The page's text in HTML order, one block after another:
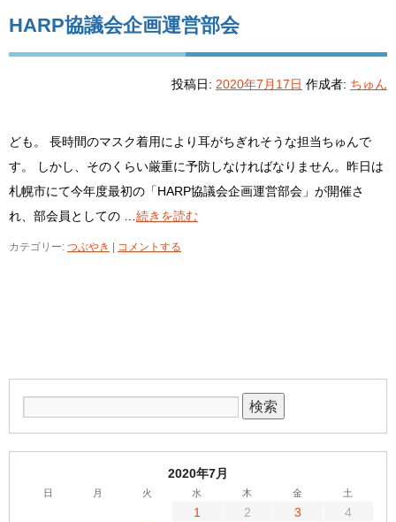
HARP協議会企画運営部会
投稿日: 2020年7月17日 作成者: ちゅん
ども。 長時間のマスク着用により耳がちぎれそうな担当ちゅんで
す。 しかし、そのくらい厳重に予防しなければなりません。昨日は
札幌市にて今年度最初の「HARP協議会企画運営部会」が開催さ
れ、部会員としての … 続きを読む
カテゴリー: つぶやき コメントする
2020年7月
日 月 火 水 木 金 土
1 2 3
4